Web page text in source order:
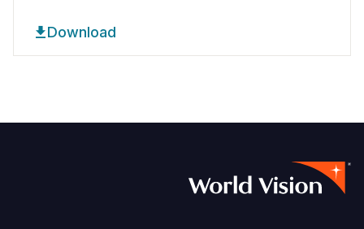
Download